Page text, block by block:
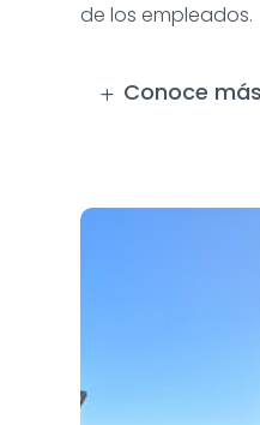
de los empleados.
Conoce